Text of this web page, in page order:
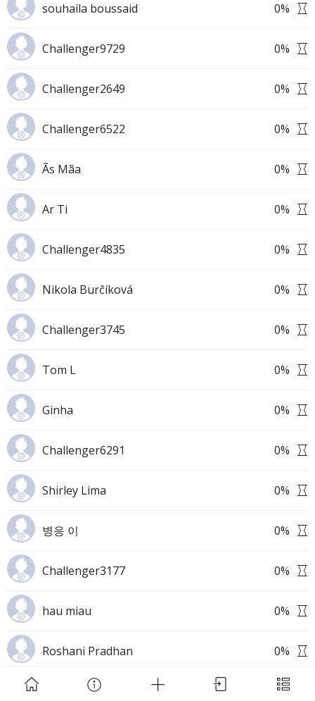
souhaila boussaid 0%
Challenger9729 0%
Challenger2649 0%
Challenger6522 0%
Ãs Mãa 0%
Ar Ti 0%
Challenger4835 0%
Nikola Burčíková 0%
Challenger3745 0%
Tom L 0%
Ginha 0%
Challenger6291 0%
Shirley Lima 0%
병응 이 0%
Challenger3177 0%
hau miau 0%
Roshani Pradhan 0%
radhika srivastav 0%
Download Challenge Achieved App?
Challenge Achieved is self-improvement social
network. Start creating challenges, set goals and
make new habits!
Skip Download App